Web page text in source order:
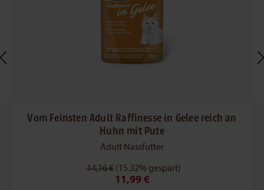
Vom Feinsten Adult Raffinesse in Gelee reich an
Huhn mit Pute
Adult Nassfutter
14,16 € (15.32% gespart)
11,99 €